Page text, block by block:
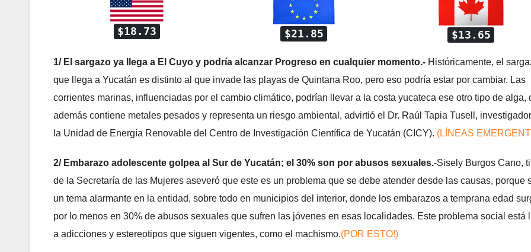
$18.73 $21.85 $13.65
1/ El sargazo ya llega a El Cuyo y podría alcanzar Progreso en cualquier momento.- Históricamente, el
que llega a Yucatán es distinto al que invade las playas de Quintana Roo, pero eso podría estar por cambiar. Las
corrientes marinas, influenciadas por el cambio climático, podrían llevar a la costa yucateca ese otro tipo de alga,
además contiene metales pesados y representa un riesgo ambiental, advirtió el Dr. Raúl Tapia Tusell,
la Unidad de Energía Renovable del Centro de Investigación Científica de Yucatán (CICY). (LÍNEAS
2/ Embarazo adolescente golpea al Sur de Yucatán; el 30% son por abusos sexuales.-Sisely Burgos Cano,
de la Secretaría de las Mujeres aseveró que este es un problema que se debe atender desde las causas, porque
un tema alarmante en la entidad, sobre todo en municipios del interior, donde los embarazos a temprana edad
por lo menos en 30% de abusos sexuales que sufren las jóvenes en esas localidades. Este problema social está
a adicciones y estereotipos que siguen vigentes, como el machismo.(POR ESTO!)